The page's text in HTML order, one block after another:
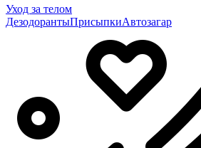
Уход за телом
ДезодорантыПрисыпкиАвтозагар